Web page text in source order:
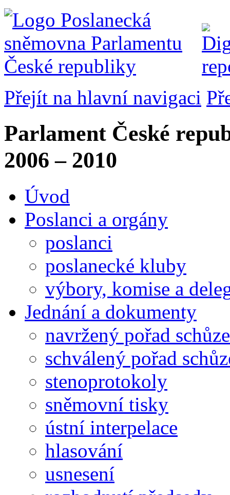
Přejít na hlavní navigaci
Parlament České
2006 – 2010
Úvod
Poslanci a orgány
poslanci
poslanecké kluby
výbory, komise a
Jednání a dokumenty
navržený pořad schůze
schválený pořad
stenoprotokoly
sněmovní tisky
ústní interpelace
hlasování
usnesení